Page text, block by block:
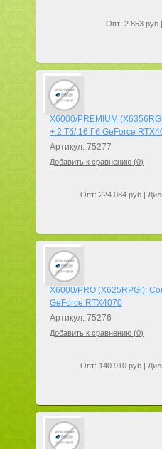
Опт: 2 853 руб
X6000/PREMIUM
+ 2 Тб/ 16 Гб GeForce
Артикул: 75277
Добавить к сравнению (0)
Опт: 224 084 руб |
X6000/PRO (X625RPGi):
GeForce RTX4070
Артикул: 75276
Добавить к сравнению (0)
Опт: 140 910 руб |